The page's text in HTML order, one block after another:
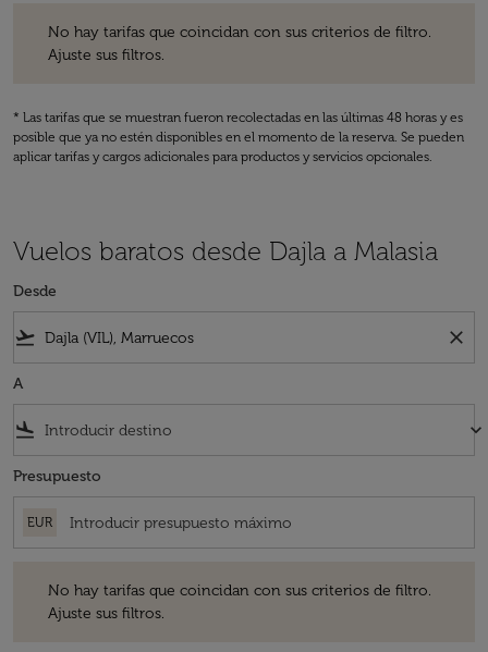
No hay tarifas que coincidan con sus criterios de filtro.
Ajuste sus filtros.
* Las tarifas que se muestran fueron recolectadas en las últimas 48 horas y es
posible que ya no estén disponibles en el momento de la reserva. Se pueden
aplicar tarifas y cargos adicionales para productos y servicios opcionales.
Vuelos baratos desde Dajla a Malasia
Desde
flight_takeoff close
A
flight_land keyboard_arrow_down
Presupuesto
EUR
No hay tarifas que coincidan con sus criterios de filtro.
Ajuste sus filtros.